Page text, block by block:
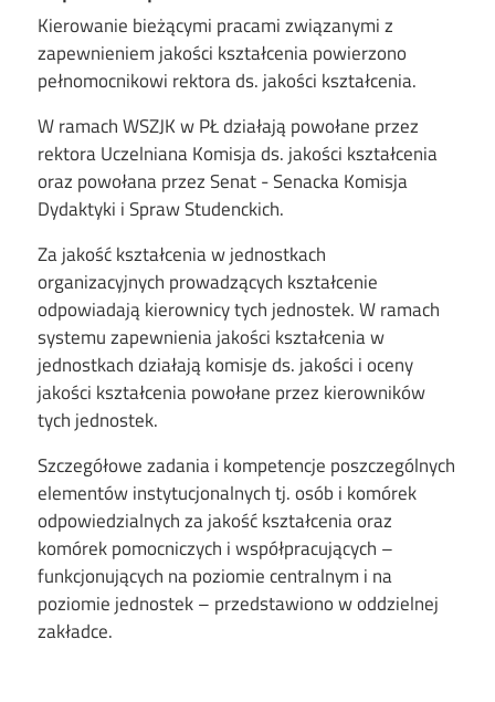
Kierowanie bieżącymi pracami związanymi z
zapewnieniem jakości kształcenia powierzono
pełnomocnikowi rektora ds. jakości kształcenia.
W ramach WSZJK w PŁ działają powołane przez
rektora Uczelniana Komisja ds. jakości kształcenia
oraz powołana przez Senat - Senacka Komisja
Dydaktyki i Spraw Studenckich.
Za jakość kształcenia w jednostkach
organizacyjnych prowadzących kształcenie
odpowiadają kierownicy tych jednostek. W ramach
systemu zapewnienia jakości kształcenia w
jednostkach działają komisje ds. jakości i oceny
jakości kształcenia powołane przez kierowników
tych jednostek.
Szczegółowe zadania i kompetencje poszczególnych
elementów instytucjonalnych tj. osób i komórek
odpowiedzialnych za jakość kształcenia oraz
komórek pomocniczych i współpracujących –
funkcjonujących na poziomie centralnym i na
poziomie jednostek – przedstawiono w oddzielnej
zakładce.